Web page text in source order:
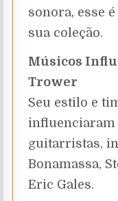
sonora, esse
sua coleção.
Músicos
Trower
Seu estilo e
influenciaram
guitarristas,
Bonamassa,
Eric Gales.